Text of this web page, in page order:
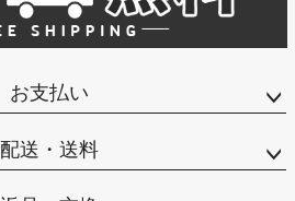
お支払い
配送・送料